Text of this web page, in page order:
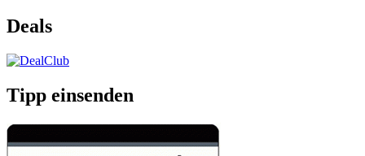
Deals
Tipp einsenden